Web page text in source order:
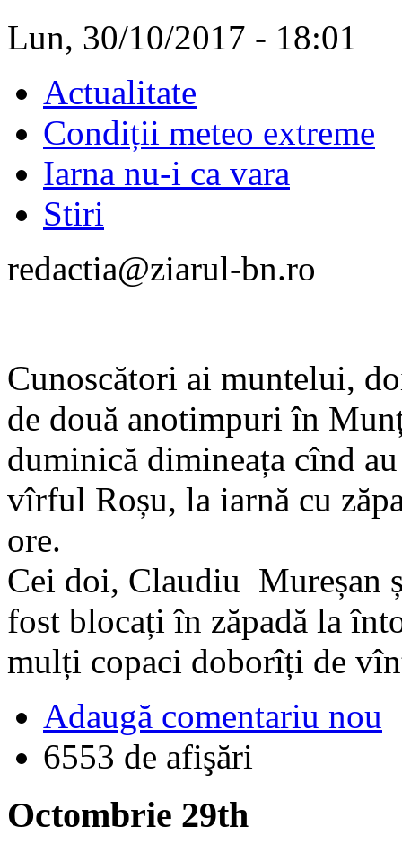
Lun, 30/10/2017 - 18:01
Actualitate
Condiții meteo extreme
Iarna nu-i ca vara
Stiri
redactia@ziarul-bn.ro
Cunoscători ai muntelui,
de două anotimpuri în
duminică dimineața cînd
vîrful Roșu, la iarnă cu
ore.
Cei doi, Claudiu Mureșan
fost blocați în zăpadă la
mulți copaci doborîți de
Adaugă comentariu nou
6553 de afişări
Octombrie 29th